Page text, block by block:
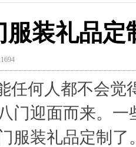
服装礼品定
任何人都不会觉
门迎面而来。
服装礼品定制